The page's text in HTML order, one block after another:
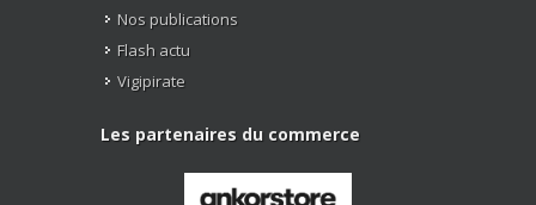
Nos publications
Flash actu
Vigipirate
Les partenaires du commerce